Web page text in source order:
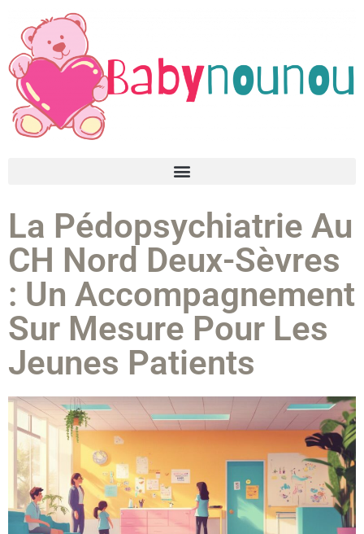
La Pédopsychiatrie Au
CH Nord Deux-Sèvres
: Un Accompagnement
Sur Mesure Pour Les
Jeunes Patients